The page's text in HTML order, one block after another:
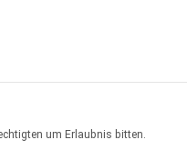
um Erlaubnis bitten.